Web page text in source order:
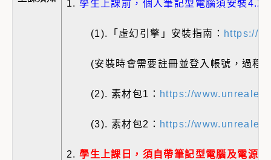
1.學生上課前，個人筆記型電腦須安裝
(1).「虛幻引擎」安裝指南： https://
(安裝時會需要註冊並登入帳號，過程
(2). 素材包1： https://
(3). 素材包2： https://
2.學生上課日，須自帶筆記型電腦及電源線